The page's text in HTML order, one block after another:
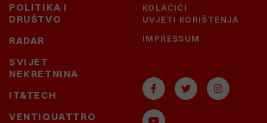
POLITIKA I
DRUŠTVO
RADAR
SVIJET
NEKRETNINA
IT&TECH
VENTIQUATTRO
KOLAČIĆI
UVJETI KORIŠTENJA
IMPRESSUM